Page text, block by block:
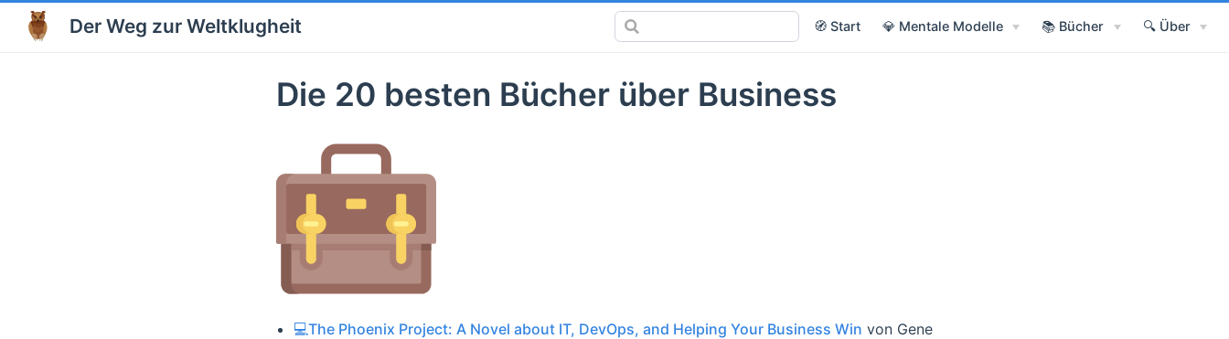
Der Weg zur Weltklugheit 🧭 Start 💎 Mentale Modelle 📚 Bücher 🔍 Über
Die 20 besten Bücher über Business
💻The Phoenix Project: A Novel about IT, DevOps, and Helping Your Business Win von Gene